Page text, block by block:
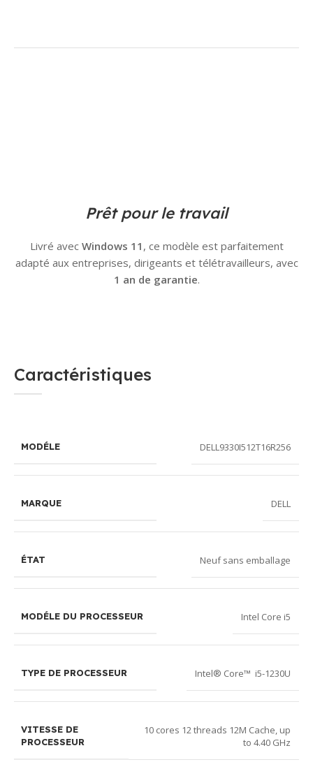
Prêt pour le travail
Livré avec Windows 1 1 , ce modèle est parfaitement
adapté aux entreprises, dirigeants et télétravailleurs, avec
1 an de garantie.
Caractéristiques
MODÉLE DELL9330I512T16R256
MARQUE DELL
ÉTAT Neuf sans emballage
MODÉLE DU PROCESSEUR Intel Core i5
TYPE DE PROCESSEUR Intel® Core™ i5-1230U
VITESSE DE
PROCESSEUR
10 cores 12 threads 12M Cache, up
to 4.40 GHz